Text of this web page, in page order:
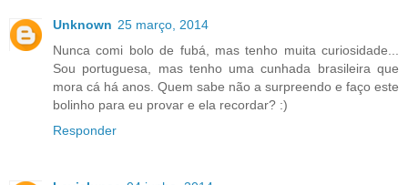
Unknown 25 março, 2014
Nunca comi bolo de fubá, mas tenho muita curiosidade...
Sou portuguesa, mas tenho uma cunhada brasileira que
mora cá há anos. Quem sabe não a surpreendo e faço este
bolinho para eu provar e ela recordar? :)
Responder